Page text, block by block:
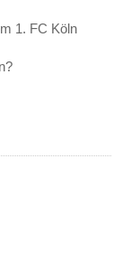
1. FC Köln